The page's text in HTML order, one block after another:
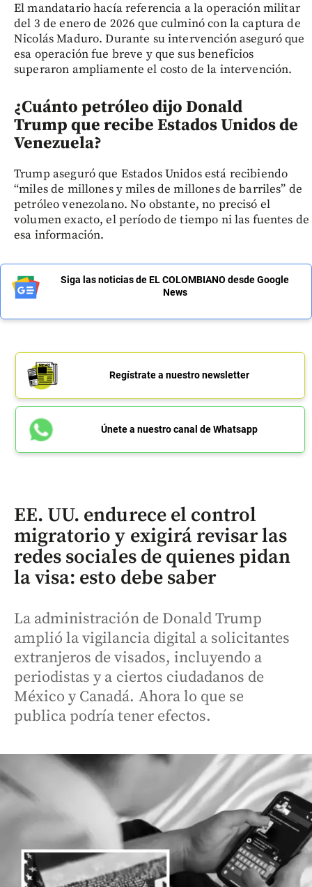
El mandatario hacía referencia a la operación militar
del 3 de enero de 2026 que culminó con la captura de
Nicolás Maduro. Durante su intervención aseguró que
esa operación fue breve y que sus beneficios
superaron ampliamente el costo de la intervención.
¿Cuánto petróleo dijo Donald
Trump que recibe Estados Unidos de
Venezuela?
Trump aseguró que Estados Unidos está recibiendo
“miles de millones y miles de millones de barriles” de
petróleo venezolano. No obstante, no precisó el
volumen exacto, el período de tiempo ni las fuentes de
esa información.
Siga las noticias de EL COLOMBIANO desde Google
News
Regístrate a nuestro newsletter
Únete a nuestro canal de Whatsapp
EE. UU. endurece el control
migratorio y exigirá revisar las
redes sociales de quienes pidan
la visa: esto debe saber
La administración de Donald Trump
amplió la vigilancia digital a solicitantes
extranjeros de visados, incluyendo a
periodistas y a ciertos ciudadanos de
México y Canadá. Ahora lo que se
publica podría tener efectos.